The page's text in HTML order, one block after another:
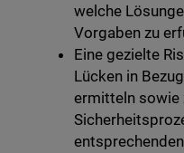
welche
Vorgaben zu
Eine gezielte
Lücken in
ermitteln sowie